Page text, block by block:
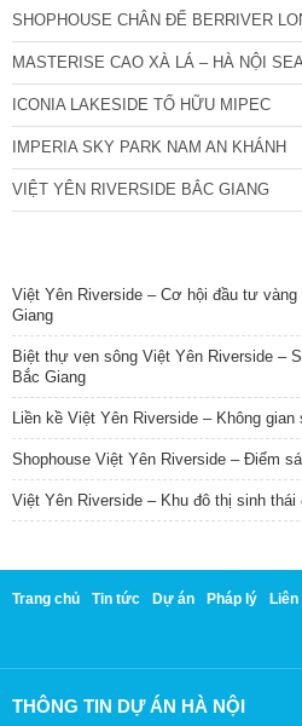
SHOPHOUSE CHÂN ĐẾ BERRIVER
MASTERISE CAO XÀ LÁ – HÀ NỘI
ICONIA LAKESIDE TỐ HỮU MIPEC
IMPERIA SKY PARK NAM AN KHÁNH
VIỆT YÊN RIVERSIDE BẮC GIANG
Việt Yên Riverside – Cơ hội đầu tư
Giang
Biệt thự ven sông Việt Yên Riverside –
Bắc Giang
Liền kề Việt Yên Riverside – Không
Shophouse Việt Yên Riverside – Điểm
Việt Yên Riverside – Khu đô thị sinh
Trang chủ Tin tức Dự án Pháp lý Liên
THÔNG TIN DỰ ÁN HÀ NỘI